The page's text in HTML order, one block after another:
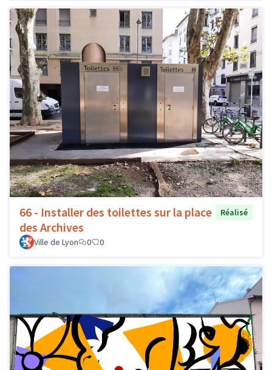
66 - Installer des toilettes sur la place
des Archives
Réalisé
Ville de Lyon 0 0